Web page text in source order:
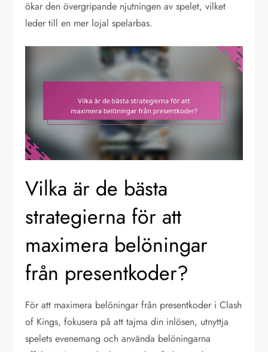
ökar den övergripande njutningen av spelet, vilket
leder till en mer lojal spelarbas.
Vilka är de bästa
strategierna för att
maximera belöningar
från presentkoder?
För att maximera belöningar från presentkoder i Clash
of Kings, fokusera på att tajma din inlösen, utnyttja
spelets evenemang och använda belöningarna